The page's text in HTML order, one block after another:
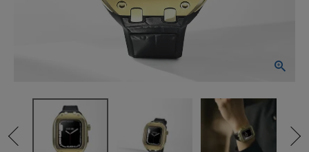
ABOUT
SHOP LIST